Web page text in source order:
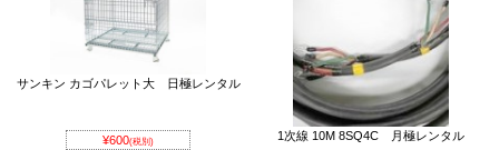
サンキン カゴパレット大 日極レンタル
¥600(税別) 1次線 10M 8SQ4C 月極レンタル